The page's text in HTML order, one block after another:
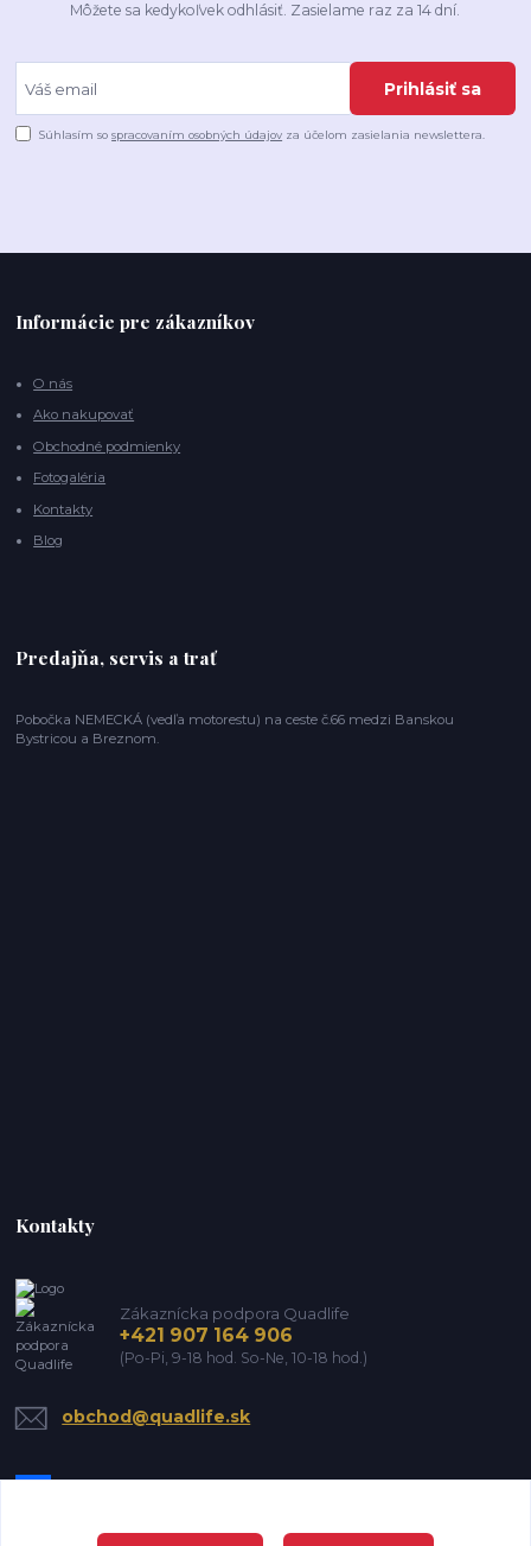
Môžete sa kedykoľvek odhlásiť. Zasielame raz za 14 dní.
Prihlásiť sa
Súhlasím sospracovaním osobných údajov za účelom zasielania newslettera.
Informácie pre zákazníkov
O nás
Ako nakupovať
Obchodné podmienky
Fotogaléria
Kontakty
Blog
Predajňa, servis a trať
Pobočka NEMECKÁ (vedľa motorestu) na ceste č.66 medzi Banskou
Bystricou a Breznom.
Kontakty
Zákaznícka podpora Quadlife
+421 907 164 906
(Po-Pi, 9-18 hod. So-Ne, 10-18 hod.)
obchod@quadlife.sk